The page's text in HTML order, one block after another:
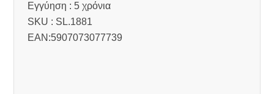
Εγγύηση : 5 χρόνια
SKU : SL.1881
EAN:5907073077739